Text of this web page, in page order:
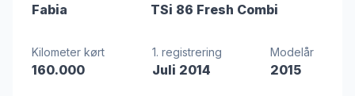
Fabia TSi 86 Fresh Combi
Kilometer kørt
160.000
1. registrering
Juli 2014
Modelår
2015